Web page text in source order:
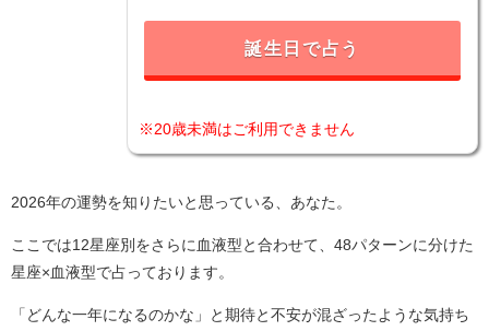
誕生日で占う
※20歳未満はご利用できません
2026年の運勢を知りたいと思っている、あなた。
ここでは12星座別をさらに血液型と合わせて、48パターンに分けた
星座×血液型で占っております。
「どんな一年になるのかな」と期待と不安が混ざったような気持ち